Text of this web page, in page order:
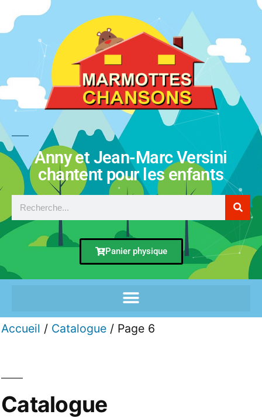
Anny et Jean-Marc Versini
chantent pour les enfants
Panier physique
Accueil / Catalogue / Page 6
Catalogue